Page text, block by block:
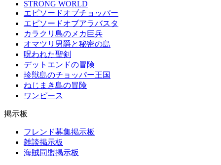
STRONG WORLD
エピソードオブチョッパー
エピソードオブアラバスタ
カラクリ島のメカ巨兵
オマツリ男爵と秘密の島
呪われた聖剣
デットエンドの冒険
珍獣島のチョッパー王国
ねじまき島の冒険
ワンピース
掲示板
フレンド募集掲示板
雑談掲示板
海賊同盟掲示板